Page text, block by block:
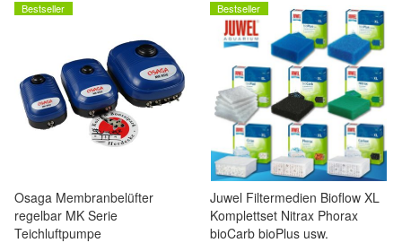
Bestseller
Osaga Membranbelüfter
regelbar MK Serie
Teichluftpumpe
Bestseller
Juwel Filtermedien Bioflow XL
Komplettset Nitrax Phorax
bioCarb bioPlus usw.